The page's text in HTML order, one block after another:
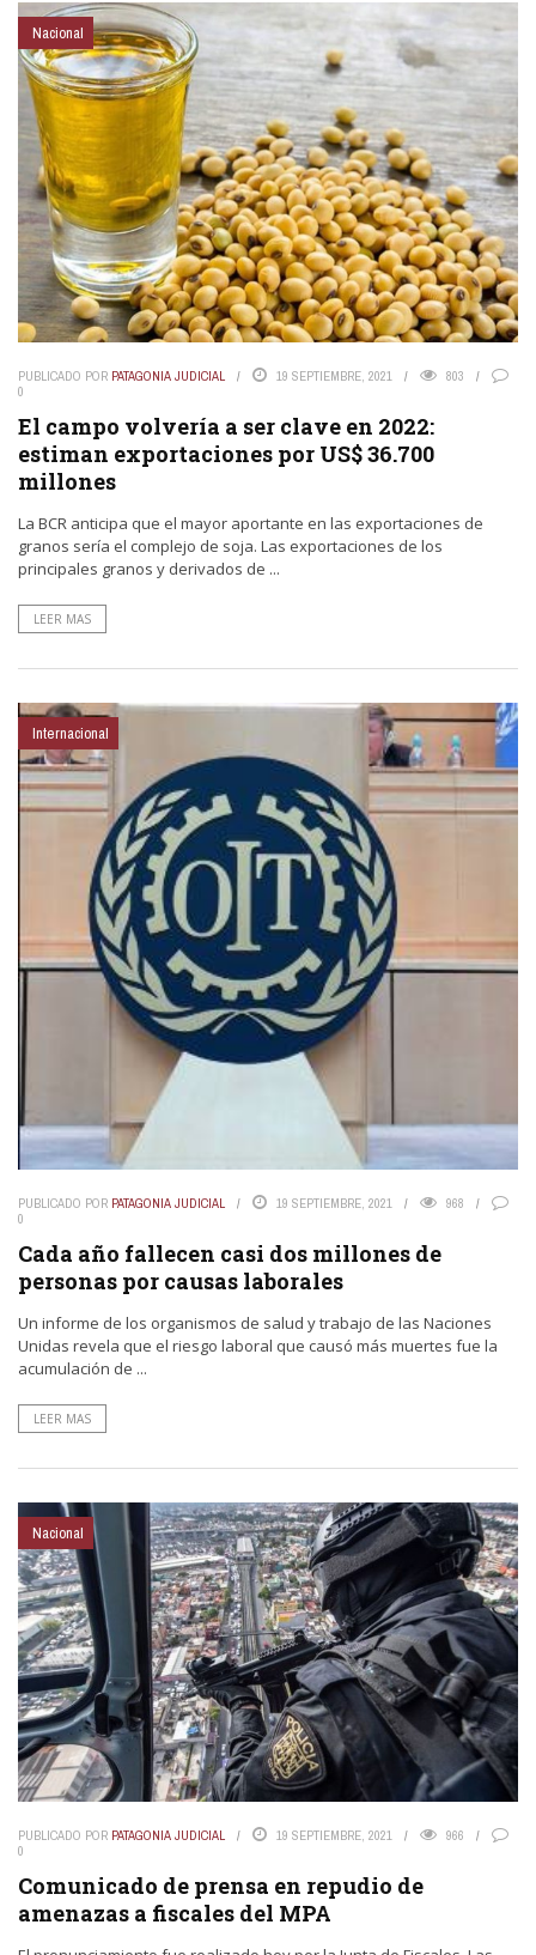
Nacional
PUBLICADO POR PATAGONIA JUDICIAL 19 SEPTIEMBRE, 2021
803
0
El campo volvería a ser clave en 2022:
estiman exportaciones por US$ 36.700
millones
La BCR anticipa que el mayor aportante en las exportaciones de
granos sería el complejo de soja. Las exportaciones de los
principales granos y derivados de ...
LEER MAS
Internacional
PUBLICADO POR PATAGONIA JUDICIAL 19 SEPTIEMBRE, 2021
968
0
Cada año fallecen casi dos millones de
personas por causas laborales
Un informe de los organismos de salud y trabajo de las Naciones
Unidas revela que el riesgo laboral que causó más muertes fue la
acumulación de ...
LEER MAS
Nacional
PUBLICADO POR PATAGONIA JUDICIAL 19 SEPTIEMBRE, 2021
966
0
Comunicado de prensa en repudio de
amenazas a fiscales del MPA